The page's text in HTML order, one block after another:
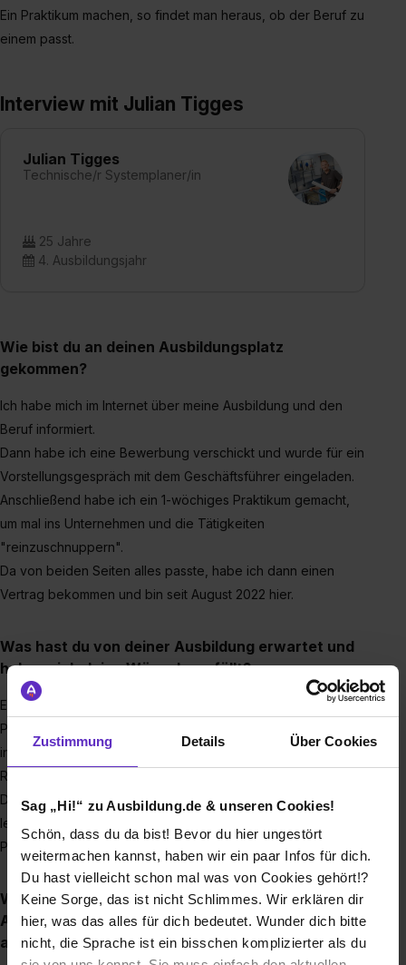
Zustimmung Details Über Cookies
Sag „Hi!“ zu Ausbildung.de & unseren Cookies!
Schön, dass du da bist! Bevor du hier ungestört
weitermachen kannst, haben wir ein paar Infos für dich.
Du hast vielleicht schon mal was von Cookies gehört!?
Keine Sorge, das ist nicht Schlimmes. Wir erklären dir
hier, was das alles für dich bedeutet. Wunder dich bitte
nicht, die Sprache ist ein bisschen komplizierter als du
Ein Praktikum machen, so findet man heraus, ob der Beruf zu
einem passt.
Interview mit Julian Tigges
Julian Tigges
Technische/r Systemplaner/in
25 Jahre
4. Ausbildungsjahr
Wie bist du an deinen Ausbildungsplatz
gekommen?
Ich habe mich im Internet über meine Ausbildung und den
Beruf informiert.
Dann habe ich eine Bewerbung verschickt und wurde für ein
Vorstellungsgespräch mit dem Geschäftsführer eingeladen.
Anschließend habe ich ein 1-wöchiges Praktikum gemacht,
um mal ins Unternehmen und die Tätigkeiten
"reinzuschnuppern".
Da von beiden Seiten alles passte, habe ich dann einen
Vertrag bekommen und bin seit August 2022 hier.
Was hast du von deiner Ausbildung erwartet und
haben sich deine Wünsche erfüllt?
Ein abwechslungsreiches Tätigkeitsfeld, weil nicht jedes
Projekt und jedes Gebäude ist wie das andere. Es muss
individuell auf jedes Projekt Bezug genommen werden.
Routinen in der Bearbeitung gibt es weniger.
Des Weiteren können wir ein guten Beitrag für die Umwelt
leisten, indem wir Ressourcen und Energie bei unserer
Planung einsparen.
Welche Aufgaben haben dir während deiner
Ausbildung besonders viel Spaß gemacht? Gab es
auch Dinge, die du nicht so gerne gemacht hast?